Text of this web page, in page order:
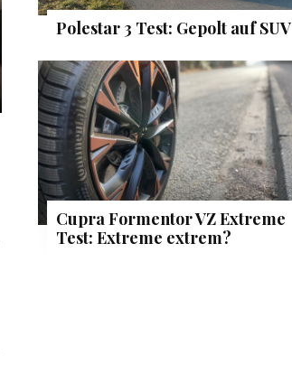
Polestar 3 Test: Gepolt auf SUV
Cupra Formentor VZ Extreme
Test: Extreme extrem?